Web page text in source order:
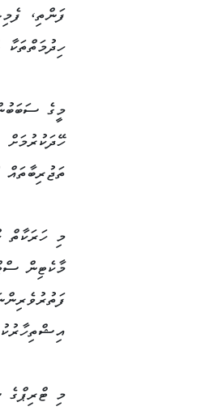
ފަންތި،
މީގެ
ތަޖުރިބާތައް
މި ހަރަކާތް
މާކެޓިން
މި ޓްރިޕްގެ